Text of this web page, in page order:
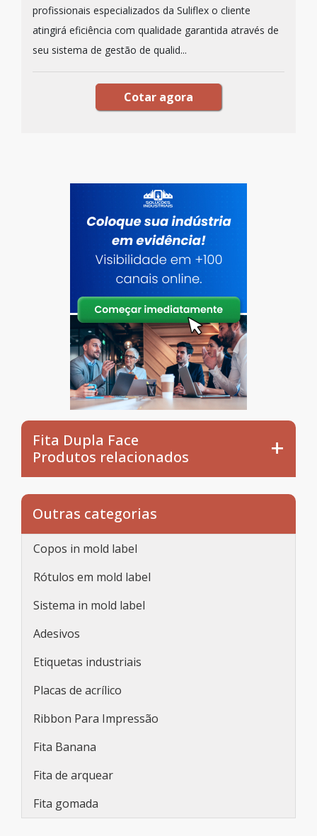
profissionais especializados da Suliflex o cliente
atingirá eficiência com qualidade garantida através de
seu sistema de gestão de qualid...
Cotar agora
Fita Dupla Face
Produtos relacionados
Outras categorias
Copos in mold label
Rótulos em mold label
Sistema in mold label
Adesivos
Etiquetas industriais
Placas de acrílico
Ribbon Para Impressão
Fita Banana
Fita de arquear
Fita gomada